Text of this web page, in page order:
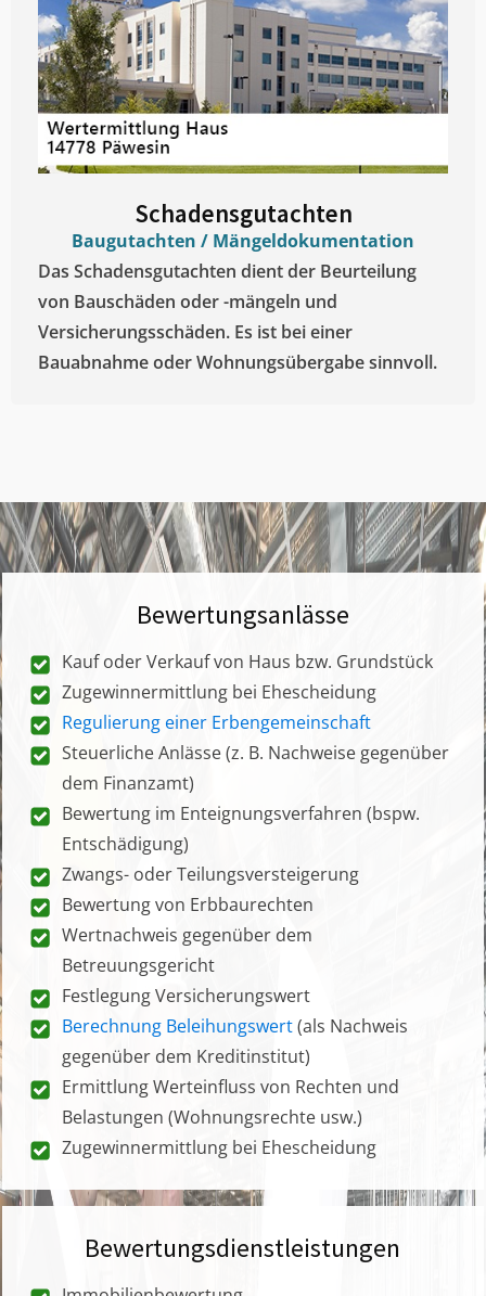
Schadensgutachten
Baugutachten / Mängeldokumentation
Das Schadensgutachten dient der Beurteilung
von Bauschäden oder -mängeln und
Versicherungsschäden. Es ist bei einer
Bauabnahme oder Wohnungsübergabe sinnvoll.
Bewertungsanlässe
Kauf oder Verkauf von Haus bzw. Grundstück
Zugewinnermittlung bei Ehescheidung
Regulierung einer Erbengemeinschaft
Steuerliche Anlässe (z. B. Nachweise gegenüber
dem Finanzamt)
Bewertung im Enteignungsverfahren (bspw.
Entschädigung)
Zwangs- oder Teilungsversteigerung
Bewertung von Erbbaurechten
Wertnachweis gegenüber dem
Betreuungsgericht
Festlegung Versicherungswert
Berechnung Beleihungswert(als Nachweis
gegenüber dem Kreditinstitut)
Ermittlung Werteinfluss von Rechten und
Belastungen (Wohnungsrechte usw.)
Zugewinnermittlung bei Ehescheidung
Bewertungsdienstleistungen